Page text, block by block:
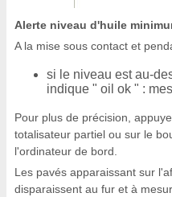
Alerte niveau d'huile
A la mise sous contact et
si le niveau est au-
indique " oil ok " :
Pour plus de précision,
totalisateur partiel ou sur le
l'ordinateur de bord.
Les pavés apparaissant sur
disparaissent au fur et à